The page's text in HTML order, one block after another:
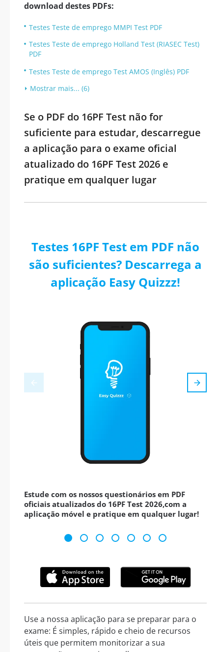
download destes PDFs:
Testes Teste de emprego MMPI Test PDF
Testes Teste de emprego Holland Test (RIASEC Test)
PDF
Testes Teste de emprego Test AMOS (Inglês) PDF
Mostrar mais... (6)
Se o PDF do 16PF Test não for
suficiente para estudar, descarregue
a aplicação para o exame oficial
atualizado do 16PF Test 2026 e
pratique em qualquer lugar
Testes 16PF Test em PDF não
são suficientes? Descarrega a
aplicação Easy Quizzz!
Estude com os nossos questionários em PDF
oficiais atualizados do 16PF Test 2026,com a
aplicação móvel e pratique em qualquer lugar!
Use a nossa aplicação para se preparar para o
exame: É simples, rápido e cheio de recursos
úteis que permitem monitorizar a sua